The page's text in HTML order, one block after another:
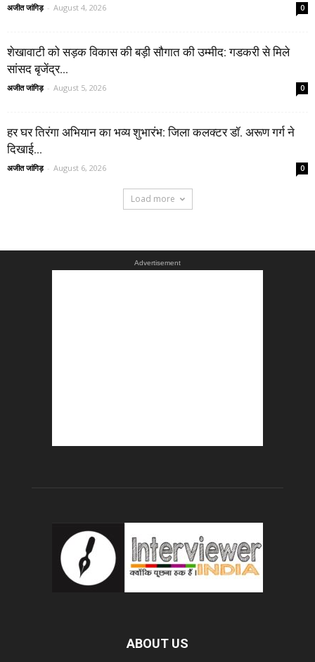
अजीत जांगिड़ - August 4, 2026 0
शेखावाटी को सड़क विकास की बड़ी सौगात की उम्मीद: गडकरी से मिले
सांसद बृजेंद्र...
अजीत जांगिड़ - August 5, 2026 0
हर घर तिरंगा अभियान का भव्य शुभारंभ: जिला कलक्टर डॉ. अरूण गर्ग ने
दिखाई...
अजीत जांगिड़ - August 6, 2026 0
Load more
Advertisement
ABOUT US